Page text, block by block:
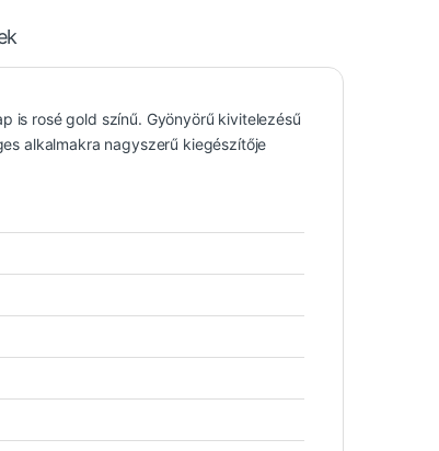
is rosé gold színű. Gyönyörű kivitelezésű
alkalmakra nagyszerű kiegészítője